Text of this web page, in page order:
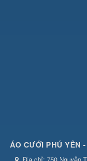
ÁO CƯỚI PHÚ YÊN